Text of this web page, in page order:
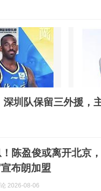
圳队保留三外援，
陈盈俊或离开北京
布朗加盟
2026-08-06